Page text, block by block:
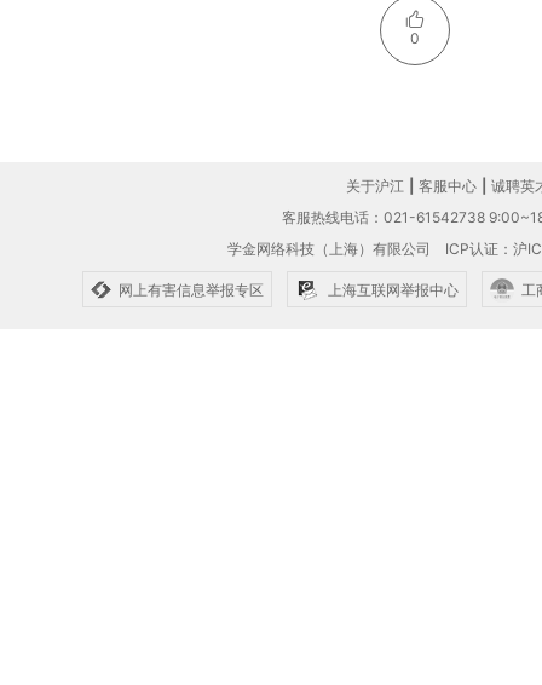
0
关于沪江 客服中心
诚聘英
客服热线电话：021-61542738
学金网络科技（上海）有限公司 ICP认证：沪
网上有害信息举报专区 上海互联网举报中心 工